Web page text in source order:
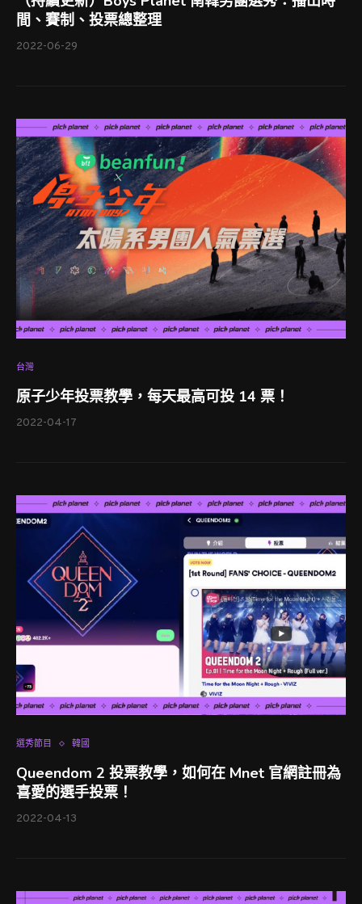
間、賽制、投票總整理
2022-06-29
台灣
原子少年投票教學，每天最高可投 14 票！
2022-04-17
選秀節目 韓國
Queendom 2 投票教學，如何在 Mnet 官網註冊為
喜愛的選手投票！
2022-04-13